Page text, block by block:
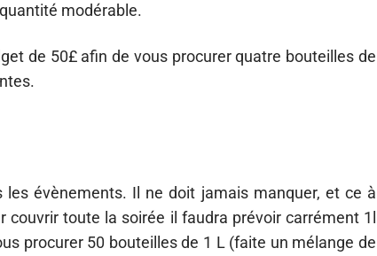
modérable.
de 50£ afin de vous procurer quatre bouteilles de
les évènements. Il ne doit jamais manquer, et ce à
toute la soirée il faudra prévoir carrément 1l
procurer 50 bouteilles de 1 L (faite un mélange de